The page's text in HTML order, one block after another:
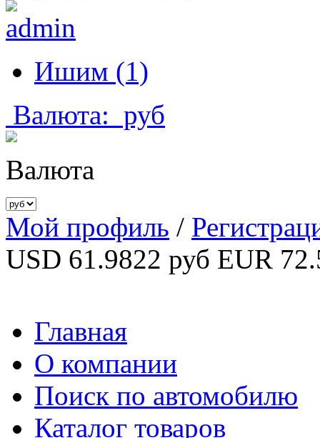
Ишим (1)
Валюта: руб
Валюта
Мой профиль /
USD 61.9822 руб EUR
Главная
О компании
Поиск по автомобилю
Каталог товаров